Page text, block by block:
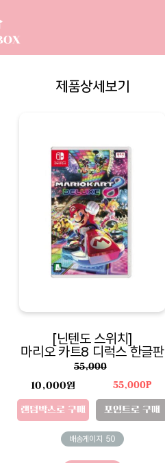
제품상세보기
[닌텐도 스위치]
마리오 카트8 디럭스 한글판
55,000
10,000원
랜덤박스로 구매
55,000P
포인트로 구매
배송게이지 50